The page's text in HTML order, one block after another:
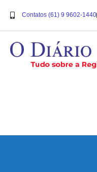
Contatos (61) 9 9602-1440